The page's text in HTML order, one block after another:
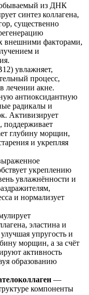
из ДНК
синтез коллагена,
существенно
внешними факторами,
и
увлажняет,
процесс,
лечении акне.
антиоксидантную
радикалы и
Активизирует
поддерживает
глубину морщин,
и укрепляя
укреплению
увлажнённости и
и нормализует
эластина и
упругость и
морщин, а за счёт
активность
образованию
—
компоненты